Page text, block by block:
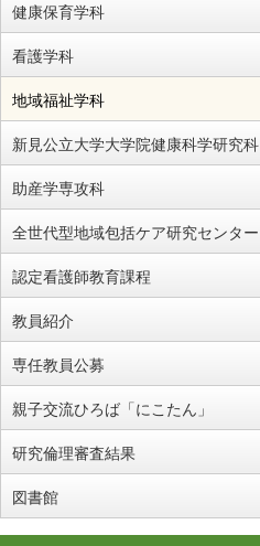
健康保育学科
看護学科
地域福祉学科
新見公立大学大学院健康科学研究科
助産学専攻科
全世代型地域包括ケア研究センター
認定看護師教育課程
教員紹介
専任教員公募
親子交流ひろば「にこたん」
研究倫理審査結果
図書館